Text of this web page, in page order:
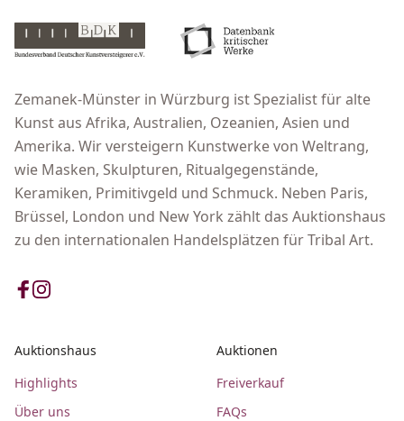
Zemanek-Münster in Würzburg ist Spezialist für alte
Kunst aus Afrika, Australien, Ozeanien, Asien und
Amerika. Wir versteigern Kunstwerke von Weltrang,
wie Masken, Skulpturen, Ritualgegenstände,
Keramiken, Primitivgeld und Schmuck. Neben Paris,
Brüssel, London und New York zählt das Auktionshaus
zu den internationalen Handelsplätzen für Tribal Art.
Auktionshaus
Highlights
Über uns
Auktionen
Freiverkauf
FAQs